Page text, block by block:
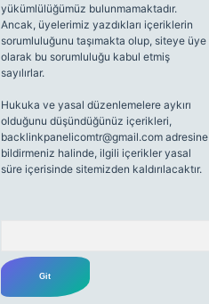
yükümlülüğümüz bulunmamaktadır.
Ancak, üyelerimiz yazdıkları içeriklerin
sorumluluğunu taşımakta olup, siteye üye
olarak bu sorumluluğu kabul etmiş
sayılırlar.
Hukuka ve yasal düzenlemelere aykırı
olduğunu düşündüğünüz içerikleri,
backlinkpanelicomtr@gmail.comadresine
bildirmeniz halinde, ilgili içerikler yasal
süre içerisinde sitemizden kaldırılacaktır.